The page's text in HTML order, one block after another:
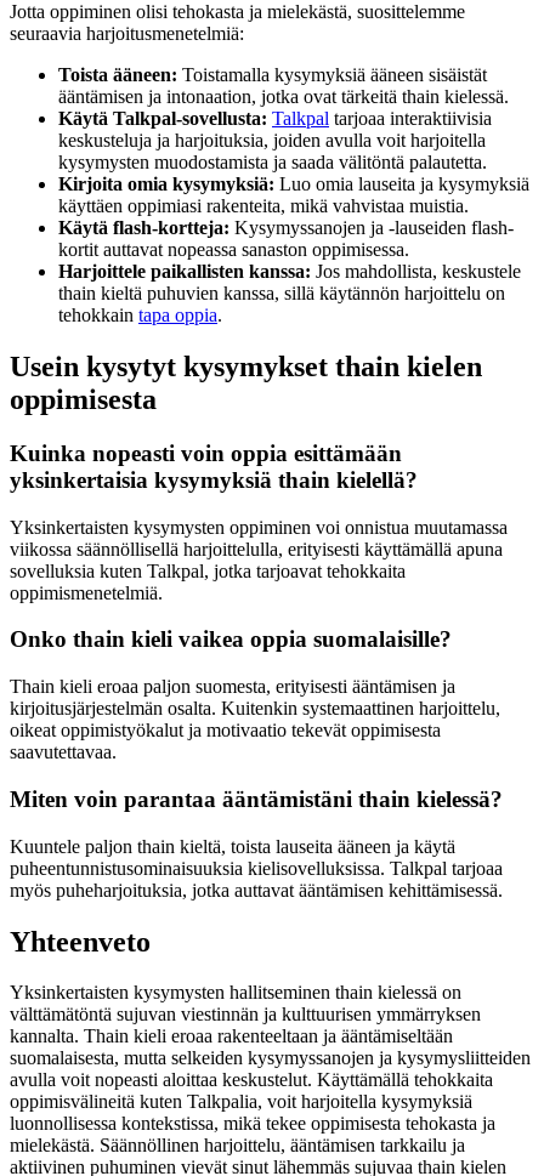
Jotta oppiminen olisi tehokasta ja mielekästä, suosittelemme
seuraavia harjoitusmenetelmiä:
Toista ääneen: Toistamalla kysymyksiä ääneen sisäistät
ääntämisen ja intonaation, jotka ovat tärkeitä thain kielessä.
Käytä Talkpal-sovellusta: Talkpal tarjoaa interaktiivisia
keskusteluja ja harjoituksia, joiden avulla voit harjoitella
kysymysten muodostamista ja saada välitöntä palautetta.
Kirjoita omia kysymyksiä: Luo omia lauseita ja kysymyksiä
käyttäen oppimiasi rakenteita, mikä vahvistaa muistia.
Käytä flash-kortteja: Kysymyssanojen ja -lauseiden flash-
kortit auttavat nopeassa sanaston oppimisessa.
Harjoittele paikallisten kanssa: Jos mahdollista, keskustele
thain kieltä puhuvien kanssa, sillä käytännön harjoittelu on
tehokkain tapa oppia.
Usein kysytyt kysymykset thain kielen
oppimisesta
Kuinka nopeasti voin oppia esittämään
yksinkertaisia kysymyksiä thain kielellä?
Yksinkertaisten kysymysten oppiminen voi onnistua muutamassa
viikossa säännöllisellä harjoittelulla, erityisesti käyttämällä apuna
sovelluksia kuten Talkpal, jotka tarjoavat tehokkaita
oppimismenetelmiä.
Onko thain kieli vaikea oppia suomalaisille?
Thain kieli eroaa paljon suomesta, erityisesti ääntämisen ja
kirjoitusjärjestelmän osalta. Kuitenkin systemaattinen harjoittelu,
oikeat oppimistyökalut ja motivaatio tekevät oppimisesta
saavutettavaa.
Miten voin parantaa ääntämistäni thain kielessä?
Kuuntele paljon thain kieltä, toista lauseita ääneen ja käytä
puheentunnistusominaisuuksia kielisovelluksissa. Talkpal tarjoaa
myös puheharjoituksia, jotka auttavat ääntämisen kehittämisessä.
Yhteenveto
Yksinkertaisten kysymysten hallitseminen thain kielessä on
välttämätöntä sujuvan viestinnän ja kulttuurisen ymmärryksen
kannalta. Thain kieli eroaa rakenteeltaan ja ääntämiseltään
suomalaisesta, mutta selkeiden kysymyssanojen ja kysymysliitteiden
avulla voit nopeasti aloittaa keskustelut. Käyttämällä tehokkaita
oppimisvälineitä kuten Talkpalia, voit harjoitella kysymyksiä
luonnollisessa kontekstissa, mikä tekee oppimisesta tehokasta ja
mielekästä. Säännöllinen harjoittelu, ääntämisen tarkkailu ja
aktiivinen puhuminen vievät sinut lähemmäs sujuvaa thain kielen